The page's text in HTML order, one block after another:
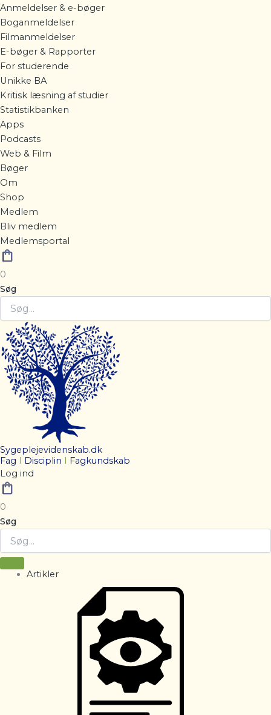
Anmeldelser & e-bøger
Boganmeldelser
Filmanmeldelser
E-bøger & Rapporter
For studerende
Unikke BA
Kritisk læsning af studier
Statistikbanken
Apps
Podcasts
Web & Film
Bøger
Om
Shop
Medlem
Bliv medlem
Medlemsportal
0
Søg
Sygeplejevidenskab.dk
Fag
Disciplin
Fagkundskab
Log ind
0
Søg
Artikler